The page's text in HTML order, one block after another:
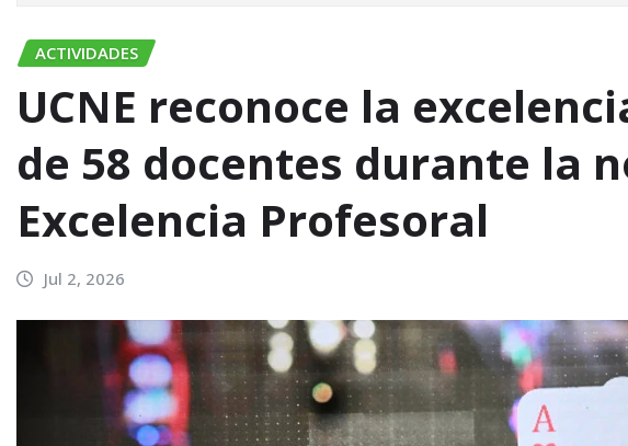
ACTIVIDADES
UCNE reconoce la
de 58 docentes durante la
Excelencia Profesoral
Jul 2, 2026